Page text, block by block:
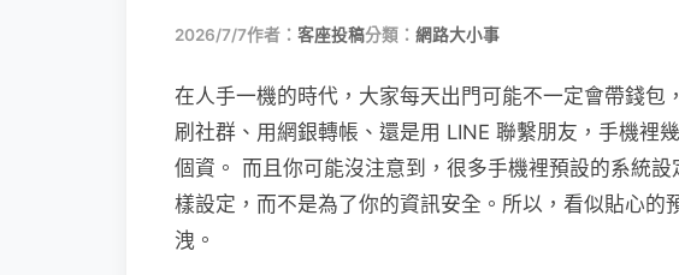
2026/7/7作者： 客座投稿分類： 網路大小事
在人手一機的時代，大家每天出門可能不一定會帶錢包
刷社群、用網銀轉帳、還是用 LINE 聯繫朋友，手機裡
個資。 而且你可能沒注意到，很多手機裡預設的系統
樣設定，而不是為了你的資訊安全。所以，看似貼心的
洩。